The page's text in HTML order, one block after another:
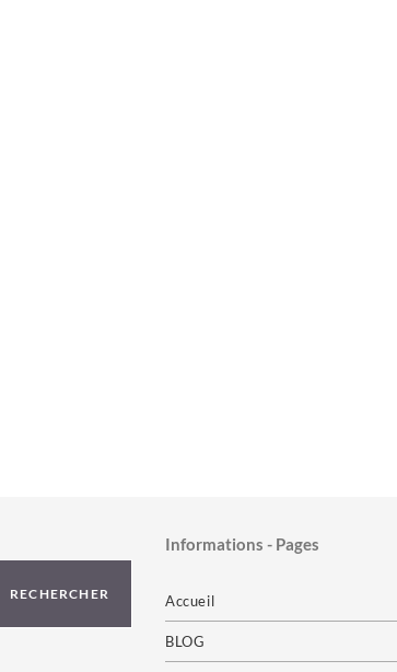
RECHERCHER
Informations - Pages
Accueil
BLOG